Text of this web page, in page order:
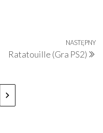
NASTĘPNY
Ratatouille (Gra PS2)